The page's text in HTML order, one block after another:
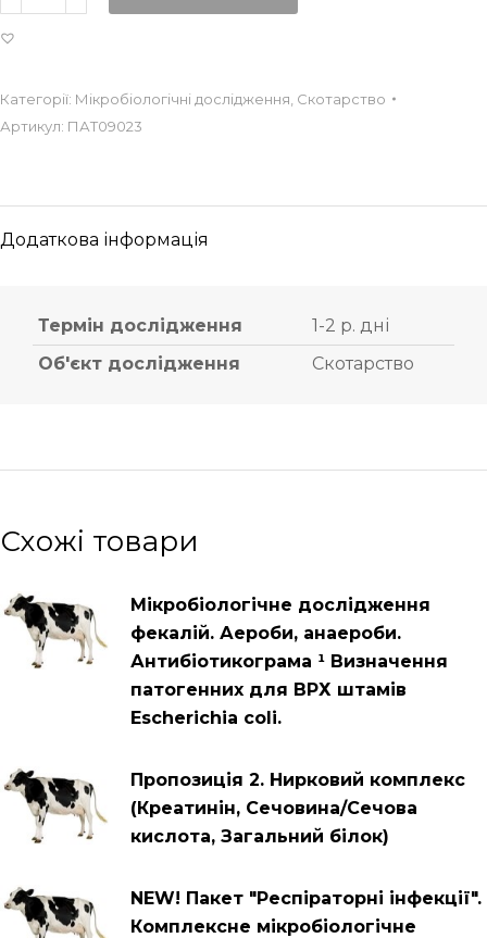
Категорії: Мікробіологічні дослідження Скотарство
Артикул: ПАТ09023
Додаткова інформація
Термін дослідження
1-2 р. дні
Об'єкт дослідження
Скотарство
Схожі товари
Мікробіологічне дослідження
фекалій. Аероби, анаероби.
Антибіотикограма ¹ Визначення
патогенних для ВРХ штамів
Escherichia coli.
Пропозиція 2. Нирковий комплекс
(Креатинін, Сечовина/Сечова
кислота, Загальний білок)
NEW! Пакет "Респіраторні інфекції".
Комплексне мікробіологічне